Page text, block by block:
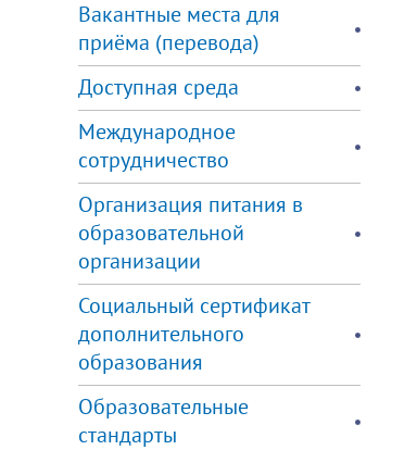
Вакантные места для
приёма (перевода)
Доступная среда
Международное
сотрудничество
Организация питания в
образовательной
организации
Социальный сертификат
дополнительного
образования
Образовательные
стандарты